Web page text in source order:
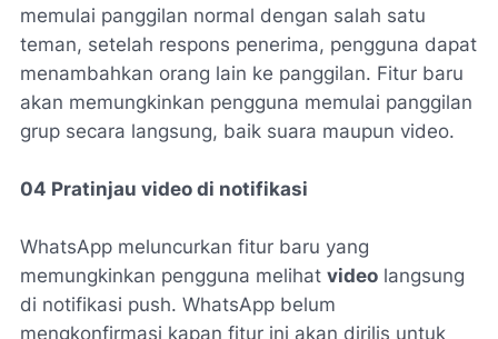
memulai panggilan normal dengan salah satu
teman, setelah respons penerima, pengguna dapat
menambahkan orang lain ke panggilan. Fitur baru
akan memungkinkan pengguna memulai panggilan
grup secara langsung, baik suara maupun video.
04 Pratinjau video di notifikasi
WhatsApp meluncurkan fitur baru yang
memungkinkan pengguna melihat video langsung
di notifikasi push. WhatsApp belum
mengkonfirmasi kapan fitur ini akan dirilis untuk